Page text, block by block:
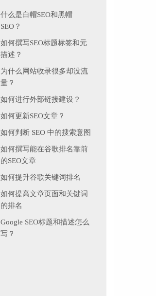
什么是白帽SEO和黑帽
SEO？
如何撰写SEO标题标签和元
描述？
为什么网站收录很多却没流
量？
如何进行外部链接建设？
如何更新SEO文章？
如何判断 SEO 中的搜索意图
如何撰写能在谷歌排名靠前
的SEO文章
如何提升谷歌关键词排名
如何提高文章页面和关键词
的排名
Google SEO标题和描述怎么
写？